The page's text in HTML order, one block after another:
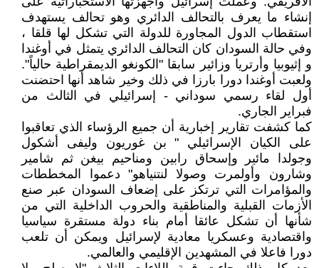
إنشاء ما يعرف بالتحالف الدائري وهو تحالف يستهدف
استقطاب الدول المجاورة للدولة التي تشكل لها قلقا ،
وفي حالة السودان كان التحالف الدائري يتمثل في أوغندا
و إثيوبيا وأرتريا وزائير سابقا "الكونغو الديمقراطية حالياً".
ولعبت أوغندا دورا بارزا في ذلك وخير شاهد أنها احتضنت
أول لقاء رسمي سوداني - إسرائيلي في الثالث من
فبراير الجاري.
كما كشفت تقارير إخبارية أن جميع الرؤساء الذي تعاقبوا
على الكيان الإسرائيلي " بن غوريون وليفى أشكول
وجولدا مائير وإسحاق رابين ومناحيم بيغن ثم شامير
وشارون وأولمرت وصولا لنتنياهو" دعموا المخططات
والمؤامرات التي ترتكز على إضعاف السودان عبر صنع
الأزمات القبلية والمناطقية والحروب الداخلية التي من
شأنها أن تشكل عائقا أمام بناء دولة مستقرة سياسيا
واقتصادية وعسكريا معادية لإسرائيل ويمكن أن تلعب
دورا فاعلا في المشهدين الإقليمي والعالمي.